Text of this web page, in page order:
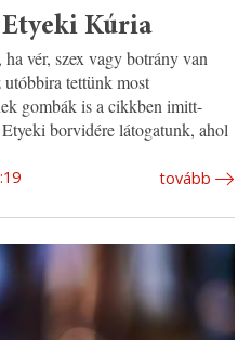
Kúria
vér, szex vagy botrány van
tettünk most
gombák is a cikkben imitt-
borvidére látogatunk, ahol
tovább